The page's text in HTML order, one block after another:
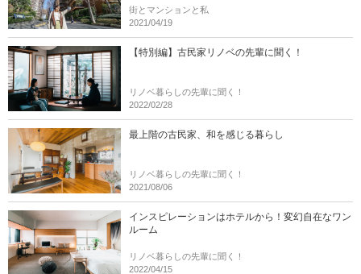
街とマンションと私
2021/04/19
【特別編】古民家リノベの先輩に聞く！
リノベ暮らしの先輩に聞く！
2022/02/28
最上階の古民家、和を感じる暮らし
リノベ暮らしの先輩に聞く！
2021/08/06
インスピレーションはホテルから！変幻自在なワン
ルーム
リノベ暮らしの先輩に聞く！
2022/04/15